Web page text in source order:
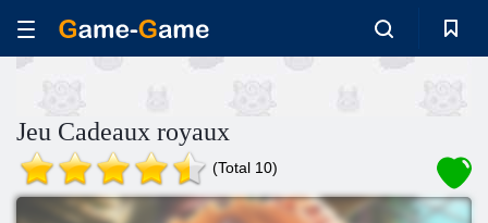
Jeu Cadeaux royaux
(Total 10)